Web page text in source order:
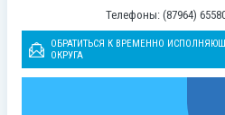
Телефоны: (87964)
ОБРАТИТЬСЯ К ВРЕМЕННО
ОКРУГА